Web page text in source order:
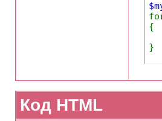
{
}
Код HTML